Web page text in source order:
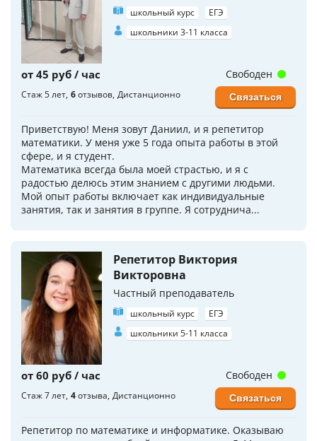
школьный курс
ЕГЭ
школьники 3-11 класса
от 45 руб / час
Стаж 5 лет 6отзывов Дистанционно
Приветствую! Меня зовут Даниил, и я репетитор
математики. У меня уже 5 года опыта работы в этой
сфере, и я студент.
Математика всегда была моей страстью, и я с
радостью делюсь этим знанием с другими людьми.
Мой опыт работы включает как индивидуальные
занятия, так и занятия в группе. Я сотруднича...
Свободен
Связаться
Репетитор Виктория
Викторовна
Частный преподаватель
школьный курс
ЕГЭ
школьники 5-11 класса
от 60 руб / час
Стаж 7 лет 4отзыва Дистанционно
Репетитор по математике и информатике. Оказываю
Свободен
Связаться